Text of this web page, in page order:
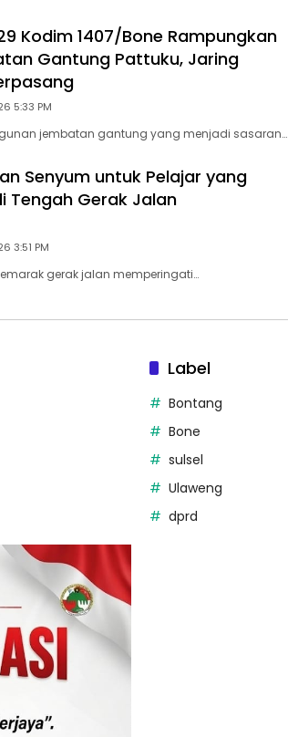
Kodim 1407/Bone Rampungkan
Gantung Pattuku, Jaring
5:33 PM
jembatan gantung yang menjadi sasaran…
Senyum untuk Pelajar yang
Tengah Gerak Jalan
3:51 PM
semarak gerak jalan memperingati…
Label
Bontang
Bone
sulsel
Ulaweng
dprd